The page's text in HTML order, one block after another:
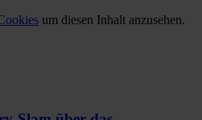
um diesen Inhalt anzusehen.